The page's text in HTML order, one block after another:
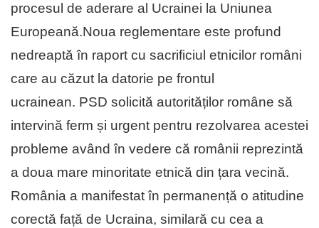
procesul de aderare al Ucrainei la Uniunea
Europeană.Noua reglementare este profund
nedreaptă în raport cu sacrificiul etnicilor români
care au căzut la datorie pe frontul
ucrainean. PSD solicită autorităților române să
intervină ferm și urgent pentru rezolvarea acestei
probleme având în vedere că românii reprezintă
a doua mare minoritate etnică din țara vecină.
România a manifestat în permanență o atitudine
corectă față de Ucraina, similară cu cea a